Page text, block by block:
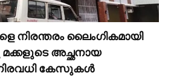
നിരന്തരം ലൈംഗികമായി
മക്കളുടെ അച്ഛനായ
കേസുകള്‍